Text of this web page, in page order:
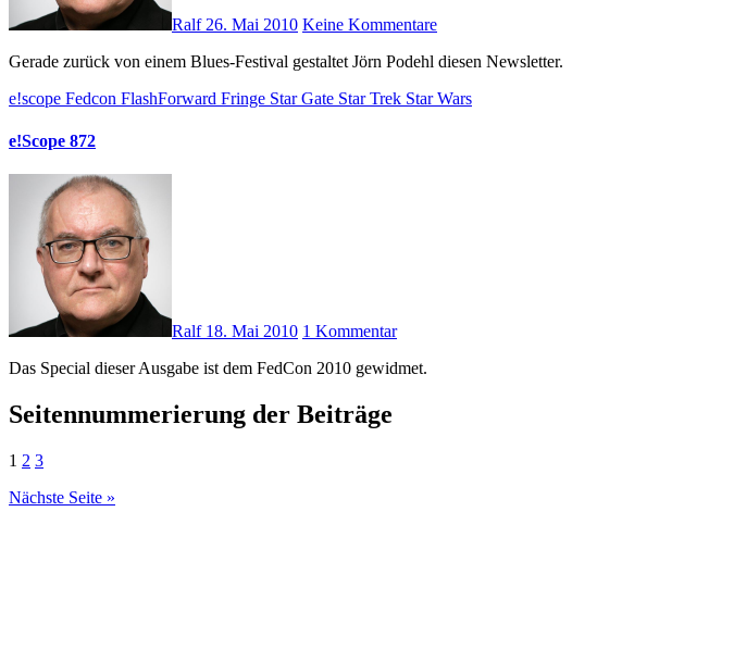
Ralf 26. Mai 2010 Keine Kommentare
Gerade zurück von einem Blues-Festival gestaltet Jörn Podehl diesen Newsletter.
e!scope Fedcon FlashForward Fringe Star Gate Star Trek Star Wars
e!Scope 872
Ralf 18. Mai 2010 1 Kommentar
Das Special dieser Ausgabe ist dem FedCon 2010 gewidmet.
Seitennummerierung der Beiträge
1 2 3
Nächste Seite »